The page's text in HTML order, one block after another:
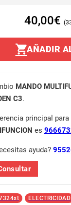
40,00€
AÑADIR
MANDO
C3.
principal para
es
ayuda?
ELECTRICIDAD